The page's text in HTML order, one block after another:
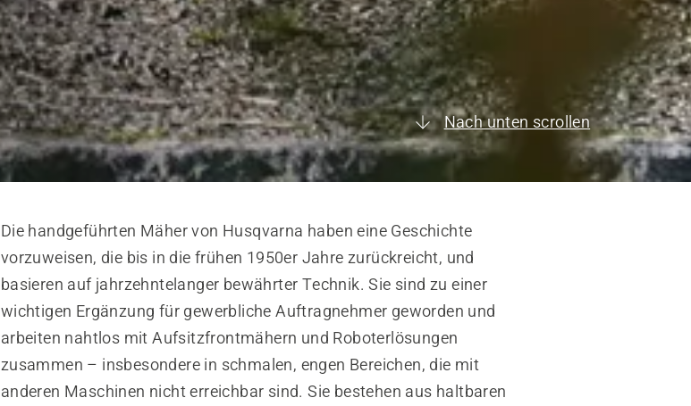
Nach unten scrollen
Die handgeführten Mäher von Husqvarna haben eine Geschichte
vorzuweisen, die bis in die frühen 1950er Jahre zurückreicht, und
basieren auf jahrzehntelanger bewährter Technik. Sie sind zu einer
wichtigen Ergänzung für gewerbliche Auftragnehmer geworden und
arbeiten nahtlos mit Aufsitzfrontmähern und Roboterlösungen
zusammen – insbesondere in schmalen, engen Bereichen, die mit
anderen Maschinen nicht erreichbar sind. Sie bestehen aus haltbaren